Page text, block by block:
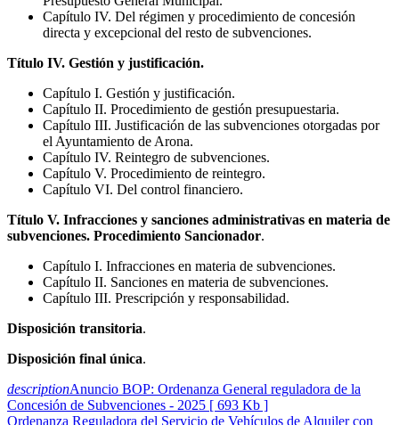
Capítulo IV. Del régimen y procedimiento de concesión
directa y excepcional del resto de subvenciones.
Título IV. Gestión y justificación.
Capítulo I. Gestión y justificación.
Capítulo II. Procedimiento de gestión presupuestaria.
Capítulo III. Justificación de las subvenciones otorgadas por
el Ayuntamiento de Arona.
Capítulo IV. Reintegro de subvenciones.
Capítulo V. Procedimiento de reintegro.
Capítulo VI. Del control financiero.
Título V. Infracciones y sanciones administrativas en materia de
subvenciones. Procedimiento Sancionador.
Capítulo I. Infracciones en materia de subvenciones.
Capítulo II. Sanciones en materia de subvenciones.
Capítulo III. Prescripción y responsabilidad.
Disposición transitoria.
Disposición final única.
descriptionAnuncio BOP: Ordenanza General reguladora de la
Concesión de Subvenciones - 2025 [ 693 Kb ]
Ordenanza Reguladora del Servicio de Vehículos de Alquiler con